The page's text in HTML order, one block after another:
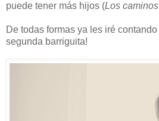
puede tener más hijos (Los
De todas formas ya les iré
segunda barriguita!